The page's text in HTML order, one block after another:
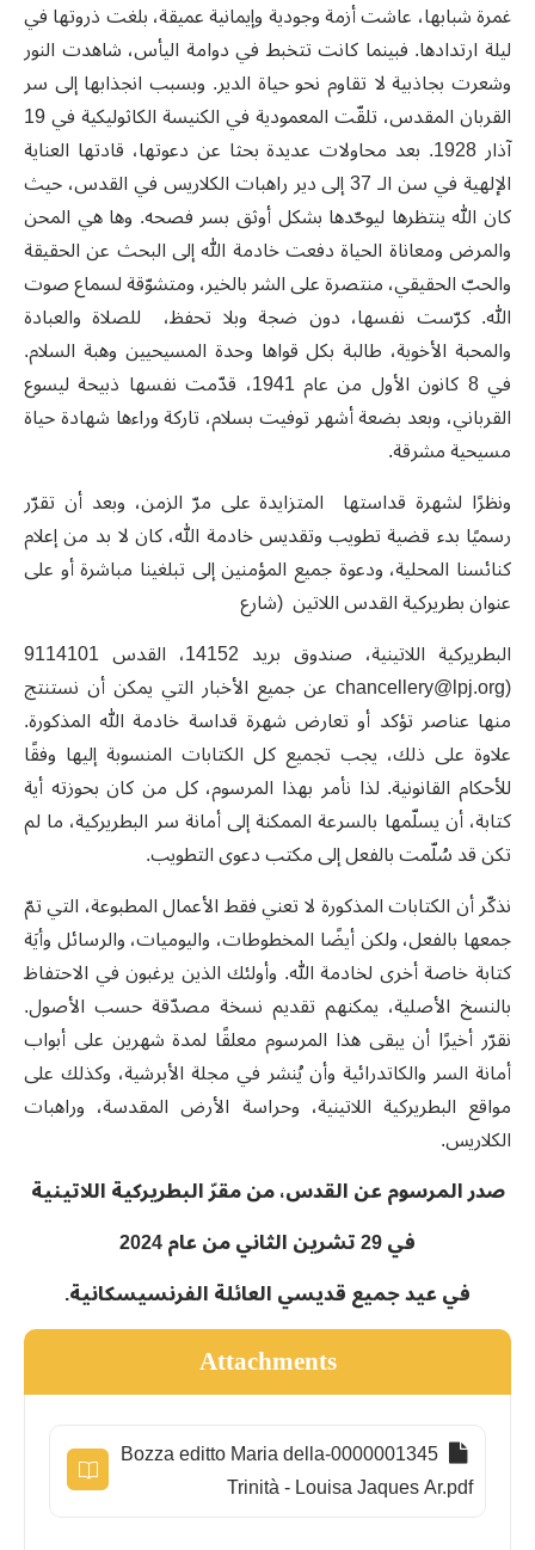
غمرة شبابها، عاشت أزمة وجودية وإيمانية عميقة، بلغت ذروتها في
ليلة ارتدادها. فبينما كانت تتخبط في دوامة اليأس، شاهدت النور
وشعرت بجاذبية لا تقاوم نحو حياة الدير. وبسبب انجذابها إلى سر
القربان المقدس، تلقّت المعمودية في الكنيسة الكاثوليكية في 19
آذار 1928. بعد محاولات عديدة بحثا عن دعوتها، قادتها العناية
الإلهية في سن الـ 37 إلى دير راهبات الكلاريس في القدس، حيث
كان الله ينتظرها ليوحّدها بشكل أوثق بسر فصحه. وها هي المحن
والمرض ومعاناة الحياة دفعت خادمة الله إلى البحث عن الحقيقة
والحبّ الحقيقي، منتصرة على الشر بالخير، ومتشوّقة لسماع صوت
الله. كرّست نفسها، دون ضجة وبلا تحفظ، للصلاة والعبادة
والمحبة الأخوية، طالبة بكل قواها وحدة المسيحيين وهبة السلام.
في 8 كانون الأول من عام 1941، قدّمت نفسها ذبيحة ليسوع
القرباني، وبعد بضعة أشهر توفيت بسلام، تاركة وراءها شهادة حياة
مسيحية مشرقة.
ونظرًا لشهرة قداستها المتزايدة على مرّ الزمن، وبعد أن تقرّر
رسميًا بدء قضية تطويب وتقديس خادمة الله، كان لا بد من إعلام
كنائسنا المحلية، ودعوة جميع المؤمنين إلى تبلغينا مباشرة أو على
عنوان بطريركية القدس اللاتين (شارع
البطريركية اللاتينية، صندوق بريد 14152، القدس 9114101
(
chancellery@lpj.org عن جميع الأخبار التي يمكن أن نستنتج
منها عناصر تؤكد أو تعارض شهرة قداسة خادمة الله المذكورة.
علاوة على ذلك، يجب تجميع كل الكتابات المنسوبة إليها وفقًا
للأحكام القانونية. لذا نأمر بهذا المرسوم، كل من كان بحوزته أية
كتابة، أن يسلّمها بالسرعة الممكنة إلى أمانة سر البطريركية، ما لم
تكن قد سُلّمت بالفعل إلى مكتب دعوى التطويب.
نذكّر أن الكتابات المذكورة لا تعني فقط الأعمال المطبوعة، التي تمّ
جمعها بالفعل، ولكن أيضًا المخطوطات، واليوميات، والرسائل وأيَة
كتابة خاصة أخرى لخادمة الله. وأولئك الذين يرغبون في الاحتفاظ
بالنسخ الأصلية، يمكنهم تقديم نسخة مصدّقة حسب الأصول.
نقرّر أخيرًا أن يبقى هذا المرسوم معلقًا لمدة شهرين على أبواب
أمانة السر والكاتدرائية وأن يُنشر في مجلة الأبرشية، وكذلك على
مواقع البطريركية اللاتينية، وحراسة الأرض المقدسة، وراهبات
الكلاريس.
صدر المرسوم عن القدس، من مقرّ البطريركية اللاتينية
في 29 تشرين الثاني من عام 2024
في عيد جميع قديسي العائلة الفرنسيسكانية.
Attachments
0000001345-Bozza editto Maria della
Trinità - Louisa Jaques Ar.pdf